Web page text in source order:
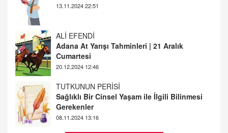
ALİ EFENDİ
20.12.2024 12:46
TUTKUNUN PERİSİ
Sağlıklı Bir Cinsel Yaşam ile İlgili Bilinmesi
08.11.2024 13:16
FARUK ÖNALAN
Tezkere Onaylanmasaydı…